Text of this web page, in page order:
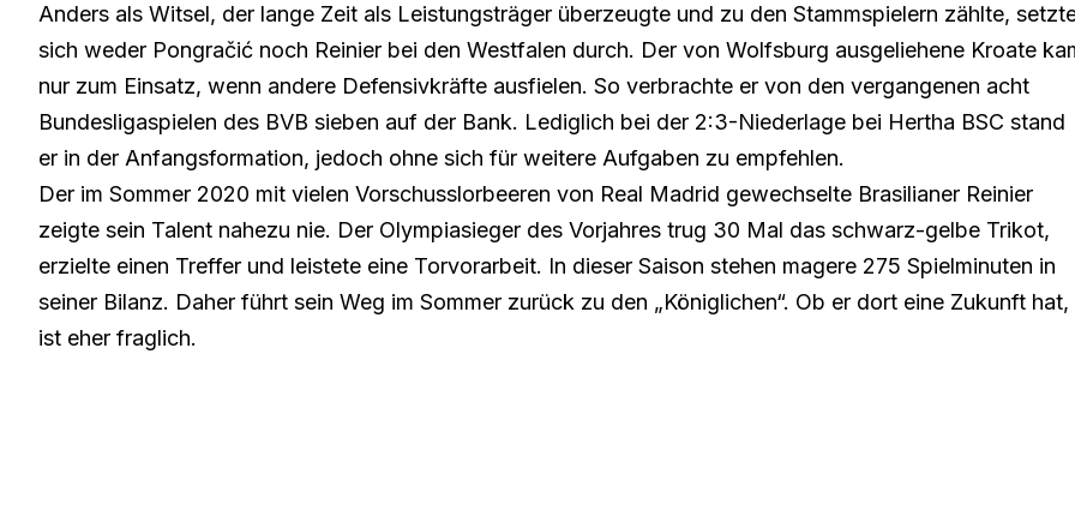
Anders als Witsel, der lange Zeit als Leistungsträger überzeugte und zu den Stammspielern zählte,
sich weder Pongračić noch Reinier bei den Westfalen durch. Der von Wolfsburg ausgeliehene Kroate
nur zum Einsatz, wenn andere Defensivkräfte ausfielen. So verbrachte er von den vergangenen acht
Bundesligaspielen des BVB sieben auf der Bank. Lediglich bei der 2:3-Niederlage bei Hertha BSC stand
er in der Anfangsformation, jedoch ohne sich für weitere Aufgaben zu empfehlen.
Der im Sommer 2020 mit vielen Vorschusslorbeeren von Real Madrid gewechselte Brasilianer Reinier
zeigte sein Talent nahezu nie. Der Olympiasieger des Vorjahres trug 30 Mal das schwarz-gelbe Trikot,
erzielte einen Treffer und leistete eine Torvorarbeit. In dieser Saison stehen magere 275 Spielminuten in
seiner Bilanz. Daher führt sein Weg im Sommer zurück zu den „Königlichen“. Ob er dort eine Zukunft hat,
ist eher fraglich.